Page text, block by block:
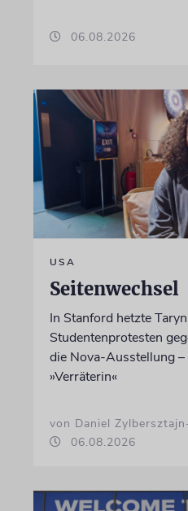
06.08.2026
USA
Seitenwechsel
In Stanford hetzte
Studentenprotesten
die Nova-Ausstellung
»Verräterin«
von Daniel
06.08.2026